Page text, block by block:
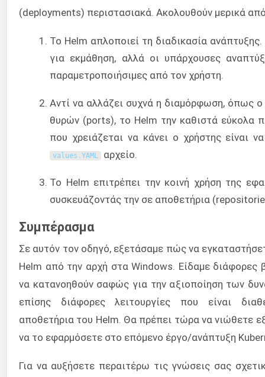
(deployments) περιστασιακά. Ακολουθούν μερικά
Το Helm απλοποιεί τη διαδικασία ανάπτυξης.
για εκμάθηση, αλλά οι υπάρχουσες
παραμετροποιήσιμες από τον χρήστη.
Αντί να αλλάζει συχνά η διαμόρφωση, όπως
θυρών (ports), το Helm την καθιστά εύκολα
που χρειάζεται να κάνει ο χρήστης είναι
values .YAML αρχείο.
Το Helm επιτρέπει την κοινή χρήση της
συσκευάζοντάς την σε αποθετήρια
Συμπέρασμα
Σε αυτόν τον οδηγό, εξετάσαμε πώς να
Helm από την αρχή στα Windows. Είδαμε διάφορες
να κατανοηθούν σαφώς για την αξιοποίηση των
επίσης διάφορες λειτουργίες που είναι
αποθετήρια του Helm. Θα πρέπει τώρα να νιώθετε
να το εφαρμόσετε στο επόμενο έργο/ανάπτυξη
Για να αυξήσετε περαιτέρω τις γνώσεις σας